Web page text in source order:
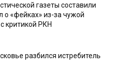
газеты составили
о «фейках» из-за чужой
критикой РКН
разбился истребитель